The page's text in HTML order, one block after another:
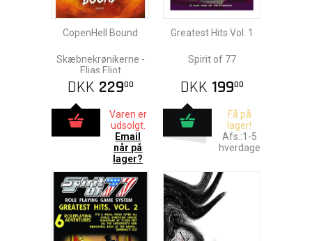
CopenHell Bound
Skæbnekrønikerne -
Elias Eliot
DKK 22900
Varen er
udsolgt.
Email
når på
lager?
Greatest Hits Vol. 1
Spirit of 77
DKK 19900
Få på
lager!
Afs.:1-5
hverdage